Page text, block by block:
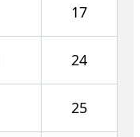
17
24
25